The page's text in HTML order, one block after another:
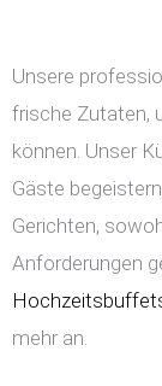
Unsere
frische Zutaten,
können. Unser
Gäste
Gerichten,
Anforderungen
mehr an.